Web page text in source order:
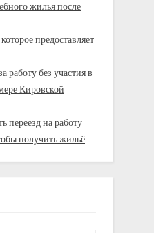
жилья после
предоставляет
работу без участия в
Кировской
переезд на работу
получить жильё